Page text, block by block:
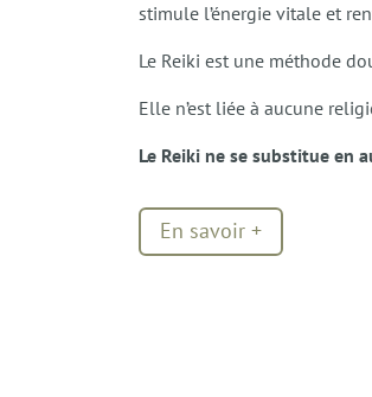
stimule l’énergie vitale et
Le Reiki est une méthode
Elle n’est liée à aucune
Le Reiki ne se substitue en
En savoir +